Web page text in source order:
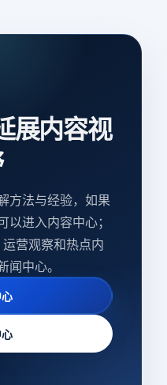
展内容视
方法与经验，如果
进入内容中心；
营观察和热点内
闻中心。